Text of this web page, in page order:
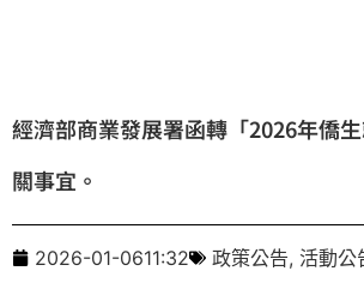
經濟部商業發展署函轉「2026年僑
關事宜。
2026-01-0611:32 政策公告, 活動公